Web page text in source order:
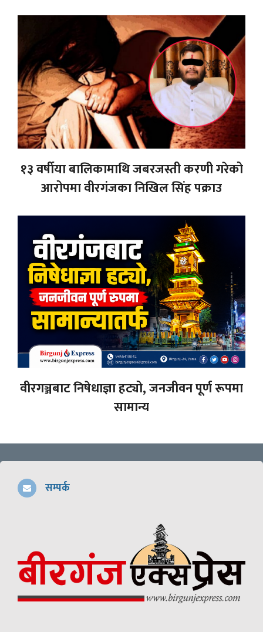
१३ वर्षीया बालिकामाथि जबरजस्ती करणी गरेको
आरोपमा वीरगंजका निखिल सिंह पक्राउ
वीरगञ्जबाट निषेधाज्ञा हट्यो, जनजीवन पूर्ण रूपमा
सामान्य
सम्पर्क